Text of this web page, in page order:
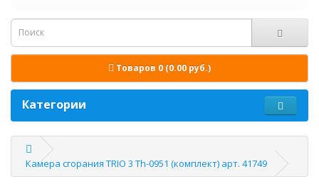
Товаров 0 (0.00 руб.)
Категории
Камера сгорания TRIO 3 Th-0951 (комплект) арт. 41749